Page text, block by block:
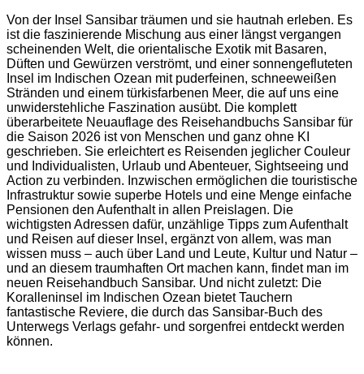
Von der Insel Sansibar träumen und sie hautnah erleben. Es
ist die faszinierende Mischung aus einer längst vergangen
scheinenden Welt, die orientalische Exotik mit Basaren,
Düften und Gewürzen verströmt, und einer sonnengefluteten
Insel im Indischen Ozean mit puderfeinen, schneeweißen
Stränden und einem türkisfarbenen Meer, die auf uns eine
unwiderstehliche Faszination ausübt. Die komplett
überarbeitete Neuauflage des Reisehandbuchs Sansibar für
die Saison 2026 ist von Menschen und ganz ohne KI
geschrieben. Sie erleichtert es Reisenden jeglicher Couleur
und Individualisten, Urlaub und Abenteuer, Sightseeing und
Action zu verbinden. Inzwischen ermöglichen die touristische
Infrastruktur sowie superbe Hotels und eine Menge einfache
Pensionen den Aufenthalt in allen Preislagen. Die
wichtigsten Adressen dafür, unzählige Tipps zum Aufenthalt
und Reisen auf dieser Insel, ergänzt von allem, was man
wissen muss – auch über Land und Leute, Kultur und Natur –
und an diesem traumhaften Ort machen kann, findet man im
neuen Reisehandbuch Sansibar. Und nicht zuletzt: Die
Koralleninsel im Indischen Ozean bietet Tauchern
fantastische Reviere, die durch das Sansibar-Buch des
Unterwegs Verlags gefahr- und sorgenfrei entdeckt werden
können.